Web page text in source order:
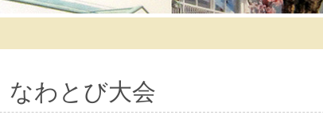
なわとび大会